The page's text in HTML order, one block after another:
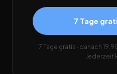
7 Tage
7 Tage gratis · danach
Jederzeit